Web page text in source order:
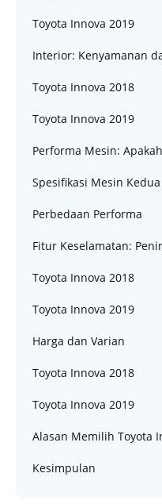
Toyota Innova 2019
Interior: Kenyamanan
Toyota Innova 2018
Toyota Innova 2019
Performa Mesin:
Spesifikasi Mesin
Perbedaan Performa
Fitur Keselamatan:
Toyota Innova 2018
Toyota Innova 2019
Harga dan Varian
Toyota Innova 2018
Toyota Innova 2019
Alasan Memilih Toyota
Kesimpulan